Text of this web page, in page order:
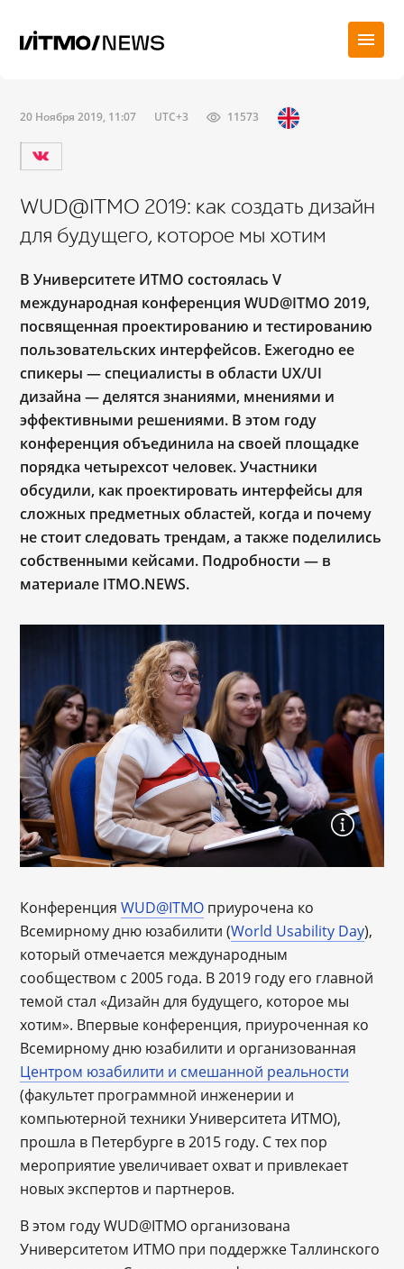
20 Ноября 2019, 11:07 UTC+3 11573
WUD@ITMO 2019: как создать дизайн
для будущего, которое мы хотим
В Университете ИТМО состоялась V
международная конференция WUD@ITMO 2019,
посвященная проектированию и тестированию
пользовательских интерфейсов. Ежегодно ее
спикеры—специалисты в области UX/UI
дизайна—делятся знаниями, мнениями и
эффективными решениями. В этом году
конференция объединила на своей площадке
порядка четырехсот человек. Участники
обсудили, как проектировать интерфейсы для
сложных предметных областей, когда и почему
не стоит следовать трендам, а также поделились
собственными кейсами. Подробности— в
материале ITMO.NEWS.
КонференцияWUD@ITMO приурочена ко
Всемирному дню юзабилити (World Usability Day),
который отмечается международным
сообществом с 2005 года. В 2019 году его главной
темой стал «Дизайн для будущего, которое мы
хотим». Впервые конференция, приуроченная ко
Всемирному дню юзабилити и организованная
Центром юзабилити и смешанной реальности
(факультет программной инженерии и
компьютерной техники Университета ИТМО),
прошла в Петербурге в 2015 году. С тех пор
мероприятие увеличивает охват и привлекает
новых экспертов и партнеров.
В этом году WUD@ITMO организована
Университетом ИТМО при поддержке Таллинского